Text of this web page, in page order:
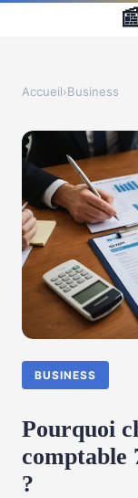
Accueil›Business
BUSINESS
Pourquoi
comptable
?